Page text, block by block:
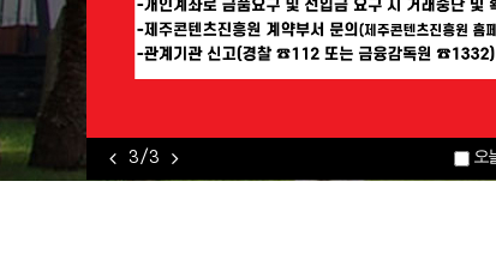
1 / 3 오